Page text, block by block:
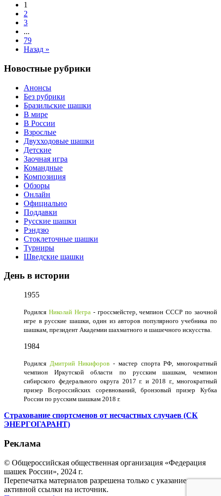
1
2
3
...
79
Назад »
Новостные рубрики
Анонсы
Без рубрики
Бразильские шашки
В мире
В России
Взрослые
Двухходовые шашки
Детские
Заочная игра
Командные
Композиция
Обзоры
Онлайн
Официально
Поддавки
Русские шашки
Рэндзю
Стоклеточные шашки
Турниры
Шведские шашки
День в истории
1955
Родился Николай Негра- гроссмейстер, чемпион СССР по заочной
игре в русские шашки, один из авторов популярного учебника по
шашкам, президент Академии шахматного и шашечного искусства.
1984
Родился Дмитрий Никифоров - мастер спорта РФ, многократный
чемпион Иркутской области по русским шашкам, чемпион
сибирского федерального округа 2017 г. и 2018 г., многократный
призер Всероссийских соревнований, бронзовый призер Кубка
России по русским шашкам 2018 г.
Страхование спортсменов от несчастных случаев (СК
ЭНЕРГОГАРАНТ)
Реклама
© Общероссийская общественная организация «Федерация
шашек России», 2024 г.
Перепечатка материалов разрешена только с указанием
активной ссылки на источник.